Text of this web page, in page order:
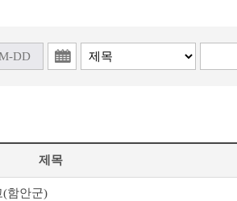
제목
(함안군)